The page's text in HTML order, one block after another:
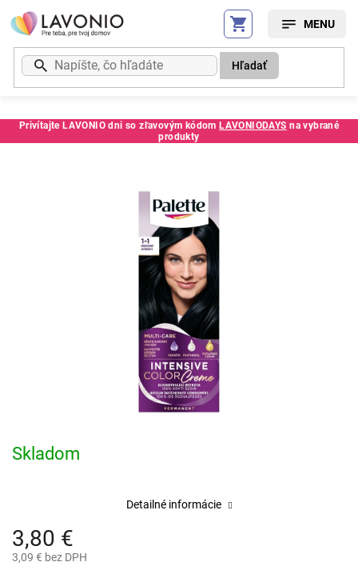
Prejsť
na
obsah
Privítajte LAVONIO dni so zľavovým kódom LAVONIODAYS na vybrané
produkty
Hľadať
Kód: 1493CESC
3,80 €
3,09 € bez DPH
Skladom
Detailné informácie